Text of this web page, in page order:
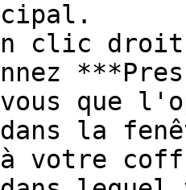
clic
que
dans la
à votre